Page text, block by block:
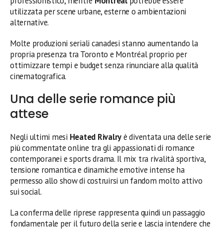
utilizzata per scene urbane, esterne o ambientazioni
alternative.
Molte produzioni seriali canadesi stanno aumentando la
propria presenza tra Toronto e Montréal proprio per
ottimizzare tempi e budget senza rinunciare alla qualità
cinematografica.
Una delle serie romance più
attese
Negli ultimi mesi Heated Rivalryè diventata una delle serie
più commentate online tra gli appassionati di romance
contemporanei e sports drama. Il mix tra rivalità sportiva,
tensione romantica e dinamiche emotive intense ha
permesso allo show di costruirsi un fandom molto attivo
sui social.
La conferma delle riprese rappresenta quindi un passaggio
fondamentale per il futuro della serie e lascia intendere che